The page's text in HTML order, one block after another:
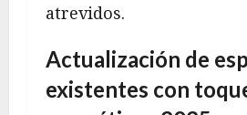
atrevidos.
Actualización de
existentes con